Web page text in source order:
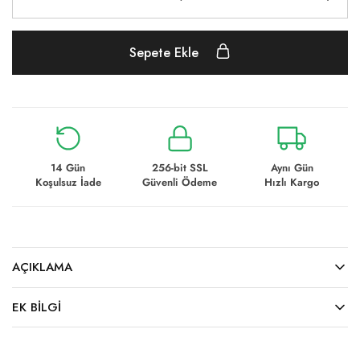
Sepete Ekle
14 Gün
Koşulsuz İade
256-bit SSL
Güvenli Ödeme
Aynı Gün
Hızlı Kargo
AÇIKLAMA
EK BILGI